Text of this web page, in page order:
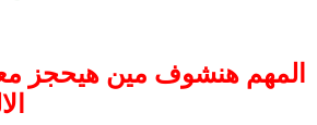
المهم هنشوف مين هيحجز